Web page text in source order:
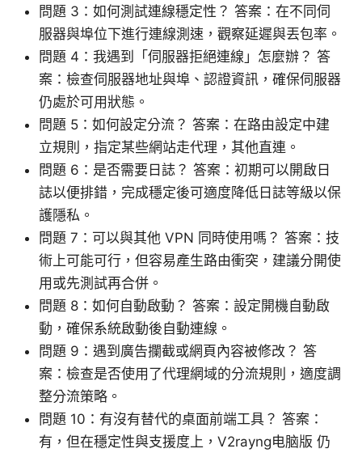
問題 3：如何測試連線穩定性？ 答案：在不同伺
服器與埠位下進行連線測速，觀察延遲與丟包率。
問題 4：我遇到「伺服器拒絕連線」怎麼辦？ 答
案：檢查伺服器地址與埠、認證資訊，確保伺服器
仍處於可用狀態。
問題 5：如何設定分流？ 答案：在路由設定中建
立規則，指定某些網站走代理，其他直連。
問題 6：是否需要日誌？ 答案：初期可以開啟日
誌以便排錯，完成穩定後可適度降低日誌等級以保
護隱私。
問題 7：可以與其他 VPN 同時使用嗎？ 答案：技
術上可能可行，但容易產生路由衝突，建議分開使
用或先測試再合併。
問題 8：如何自動啟動？ 答案：設定開機自動啟
動，確保系統啟動後自動連線。
問題 9：遇到廣告攔截或網頁內容被修改？ 答
案：檢查是否使用了代理網域的分流規則，適度調
整分流策略。
問題 10：有沒有替代的桌面前端工具？ 答案：
有，但在穩定性與支援度上，V2rayng电脑版 仍